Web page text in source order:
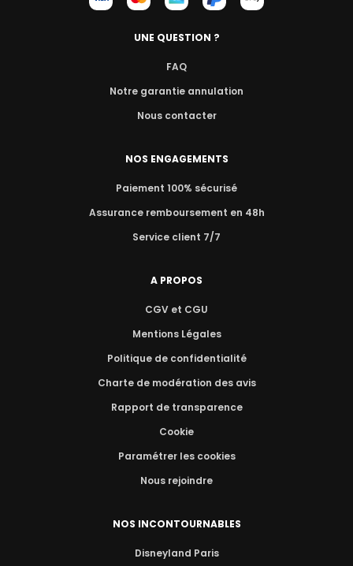
UNE QUESTION ?
FAQ
Notre garantie annulation
Nous contacter
NOS ENGAGEMENTS
Paiement 100% sécurisé
Assurance remboursement en 48h
Service client 7/7
A PROPOS
CGV et CGU
Mentions Légales
Politique de confidentialité
Charte de modération des avis
Rapport de transparence
Cookie
Paramétrer les cookies
Nous rejoindre
NOS INCONTOURNABLES
Disneyland Paris